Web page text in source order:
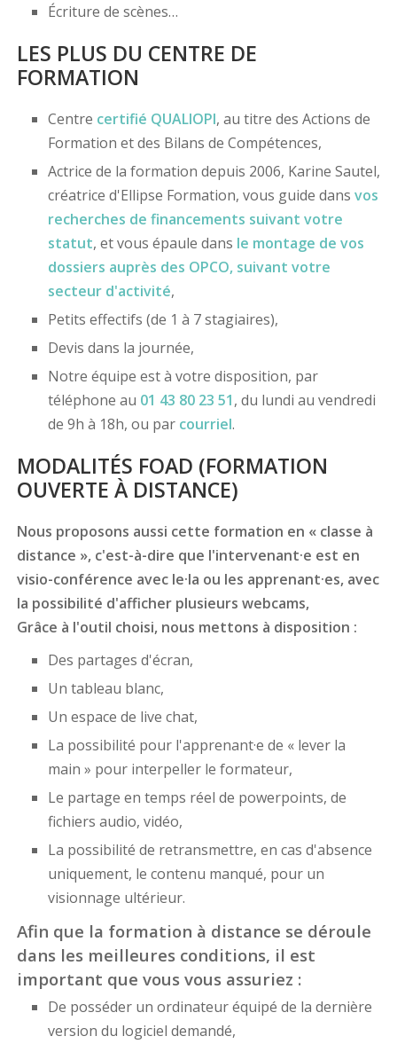
Écriture de scènes…
LES PLUS DU CENTRE DE
FORMATION
Centre certifié QUALIOPI, au titre des Actions de
Formation et des Bilans de Compétences,
Actrice de la formation depuis 2006, Karine Sautel,
créatrice d'Ellipse Formation, vous guide dans vos
recherches de financements suivant votre
statut, et vous épaule dans le montage de vos
dossiers auprès des OPCO, suivant votre
secteur d'activité,
Petits effectifs (de 1 à 7 stagiaires),
Devis dans la journée,
Notre équipe est à votre disposition, par
téléphone au 01 43 80 23 51, du lundi au vendredi
de 9h à 18h, ou par courriel.
MODALITÉS FOAD (FORMATION
OUVERTE À DISTANCE)
Nous proposons aussi cette formation en « classe à
distance », c'est-à-dire que l'intervenant·e est en
visio-conférence avec le·la ou les apprenant·es, avec
la possibilité d'afficher plusieurs webcams,
Grâce à l'outil choisi, nous mettons à disposition :
Des partages d'écran,
Un tableau blanc,
Un espace de live chat,
La possibilité pour l'apprenant·e de « lever la
main » pour interpeller le formateur,
Le partage en temps réel de powerpoints, de
fichiers audio, vidéo,
La possibilité de retransmettre, en cas d'absence
uniquement, le contenu manqué, pour un
visionnage ultérieur.
Afin que la formation à distance se déroule
dans les meilleures conditions, il est
important que vous vous assuriez :
De posséder un ordinateur équipé de la dernière
version du logiciel demandé,